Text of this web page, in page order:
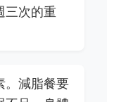
三次的重
。減脂餐要